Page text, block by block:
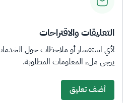
التعليقات والاقتراحات
لأي استفسار أو ملاحظات حول
يرجى ملء المعلومات المطلوبة.
أضف تعليق